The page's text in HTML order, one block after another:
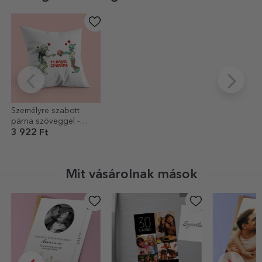
Személyre szabott
párna szöveggel -
Zombie Love
3 922 Ft
Mit vásárolnak mások